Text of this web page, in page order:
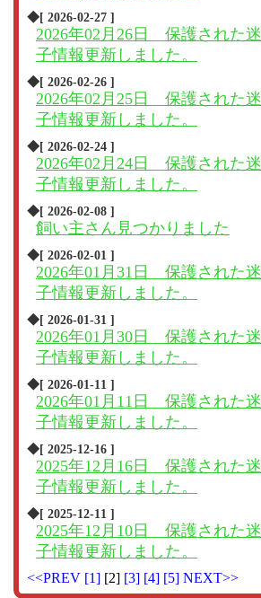
◆[ 2026-02-27 ]
2026年02月26日 保護された迷
子情報更新しました。
◆[ 2026-02-26 ]
2026年02月25日 保護された迷
子情報更新しました。
◆[ 2026-02-24 ]
2026年02月24日 保護された迷
子情報更新しました。
◆[ 2026-02-08 ]
飼い主さん見つかりました
◆[ 2026-02-01 ]
2026年01月31日 保護された迷
子情報更新しました。
◆[ 2026-01-31 ]
2026年01月30日 保護された迷
子情報更新しました。
◆[ 2026-01-11 ]
2026年01月11日 保護された迷
子情報更新しました。
◆[ 2025-12-16 ]
2025年12月16日 保護された迷
子情報更新しました。
◆[ 2025-12-11 ]
2025年12月10日 保護された迷
子情報更新しました。
<<PREV [1] [2] [3] [4] [5] NEXT>>